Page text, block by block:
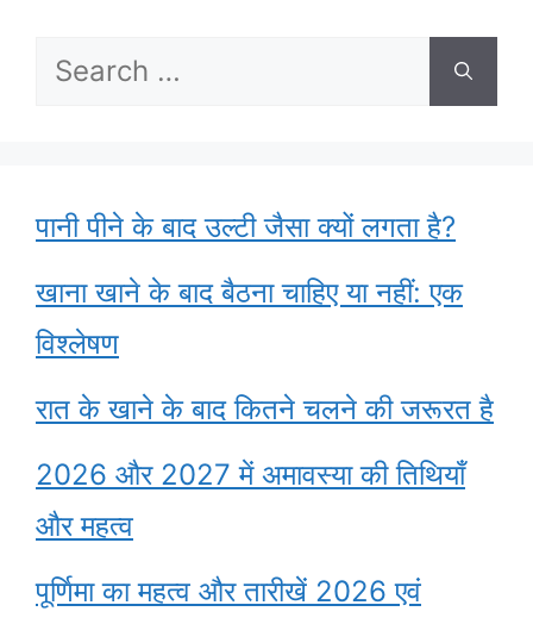
Search
पानी पीने के बाद उल्टी जैसा क्यों लगता है?
खाना खाने के बाद बैठना चाहिए या नहीं: एक
विश्लेषण
रात के खाने के बाद कितने चलने की जरूरत है
2026 और 2027 में अमावस्या की तिथियाँ
और महत्व
पूर्णिमा का महत्व और तारीखें 2026 एवं